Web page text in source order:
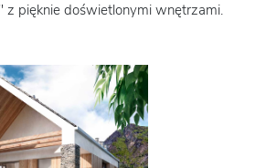
z pięknie doświetlonymi wnętrzami.